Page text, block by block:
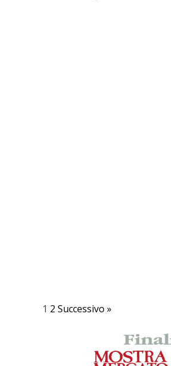
1 2 Successivo »